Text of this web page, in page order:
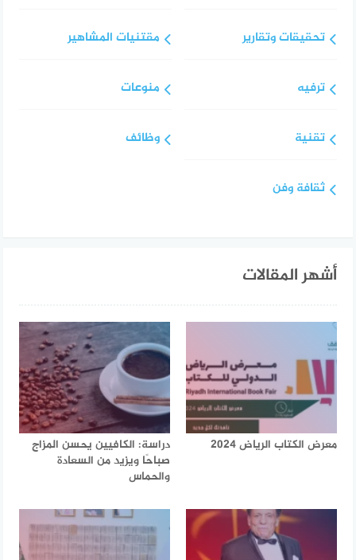
تحقيقات وتقارير
ترفيه
تقنية
ثقافة وفن
مقتنيات المشاهير
منوعات
وظائف
أشهر المقالات
معرض الكتاب الرياض 2024
دراسة: الكافيين يحسن المزاج
صباحًا ويزيد من السعادة
والحماس